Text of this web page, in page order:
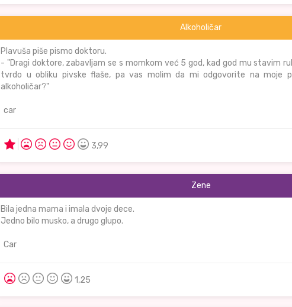
Alkoholičar
Plavuša piše pismo doktoru.
- "Dragi doktore, zabavljam se s momkom već 5 god, kad god mu stavim
tvrdo u obliku pivske flaše, pa vas molim da mi odgovorite na moje
alkoholičar?"
car
3,99
Zene
Bila jedna mama i imala dvoje dece.
Jedno bilo musko, a drugo glupo.
Car
1,25